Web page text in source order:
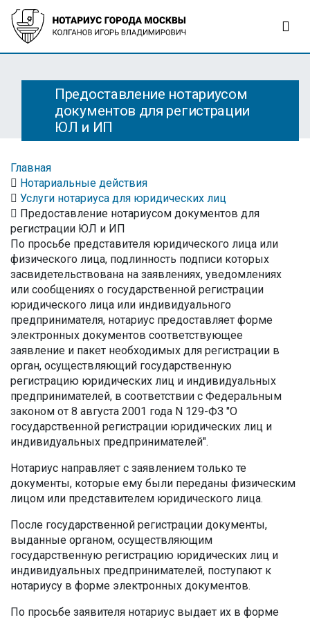
Предоставление нотариусом
документов для регистрации
ЮЛ и ИП
Главная
Нотариальные действия
Услуги нотариуса для юридических лиц
Предоставление нотариусом документов для
регистрации ЮЛ и ИП
По просьбе представителя юридического лица или
физического лица, подлинность подписи которых
засвидетельствована на заявлениях, уведомлениях
или сообщениях о государственной регистрации
юридического лица или индивидуального
предпринимателя, нотариус предоставляет форме
электронных документов соответствующее
заявление и пакет необходимых для регистрации в
орган, осуществляющий государственную
регистрацию юридических лиц и индивидуальных
предпринимателей, в соответствии с Федеральным
законом от 8 августа 2001 года N 129-ФЗ "О
государственной регистрации юридических лиц и
индивидуальных предпринимателей".
Нотариус направляет с заявлением только те
документы, которые ему были переданы физическим
лицом или представителем юридического лица.
После государственной регистрации документы,
выданные органом, осуществляющим
государственную регистрацию юридических лиц и
индивидуальных предпринимателей, поступают к
нотариусу в форме электронных документов.
По просьбе заявителя нотариус выдает их в форме